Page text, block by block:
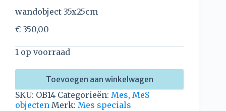
wandobject 35x25cm
€ 350,00
1 op voorraad
Toevoegen aan winkelwagen
SKU: OB14 Categorieën: Mes, MeS
objecten Merk: Mes specials